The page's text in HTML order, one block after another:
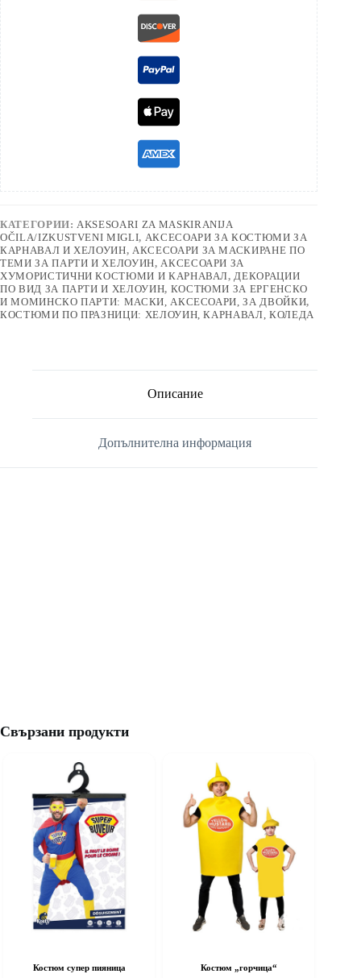
КАТЕГОРИИ: AKSESOARI ZA MASKIRANIJA
OČILA/IZKUSTVENI MIGLI, АКСЕСОАРИ ЗА КОСТЮМИ ЗА
КАРНАВАЛ И ХЕЛОУИН, АКСЕСОАРИ ЗА МАСКИРАНЕ ПО
ТЕМИ ЗА ПАРТИ И ХЕЛОУИН, АКСЕСОАРИ ЗА
ХУМОРИСТИЧНИ КОСТЮМИ И КАРНАВАЛ, ДЕКОРАЦИИ
ПО ВИД ЗА ПАРТИ И ХЕЛОУИН, КОСТЮМИ ЗА ЕРГЕНСКО
И МОМИНСКО ПАРТИ: МАСКИ, АКСЕСОАРИ, ЗА ДВОЙКИ,
КОСТЮМИ ПО ПРАЗНИЦИ: ХЕЛОУИН, КАРНАВАЛ, КОЛЕДА
Описание
Допълнителна информация
Свързани продукти
Костюм супер пияница Костюм „горчица“